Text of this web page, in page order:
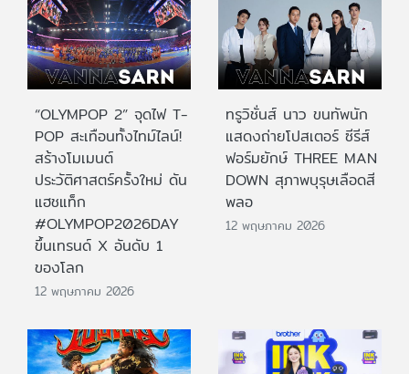
“OLYMPOP 2” จุดไฟ T-
POP สะเทือนทั้งไทม์ไลน์!
สร้างโมเมนต์
ประวัติศาสตร์ครั้งใหม่ ดัน
แฮชแท็ก
#OLYMPOP2026DAY
ขึ้นเทรนด์ X อันดับ 1
ของโลก
12 พฤษภาคม 2026
ทรูวิชั่นส์ นาว ขนทัพนัก
แสดงถ่ายโปสเตอร์ ซีรีส์
ฟอร์มยักษ์ THREE MAN
DOWN สุภาพบุรุษเลือดสี
พลอ
12 พฤษภาคม 2026